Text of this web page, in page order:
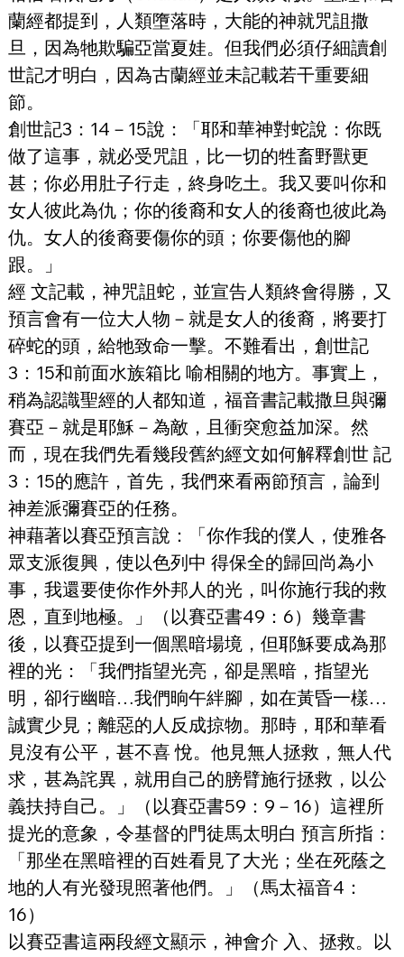
蘭經都提到，人類墮落時，大能的神就咒詛撒
旦，因為牠欺騙亞當夏娃。但我們必須仔細讀創
世記才明白，因為古蘭經並未記載若干重要細
節。
創世記3：14－15說：「耶和華神對蛇說：你既
做了這事，就必受咒詛，比一切的牲畜野獸更
甚；你必用肚子行走，終身吃土。我又要叫你和
女人彼此為仇；你的後裔和女人的後裔也彼此為
仇。女人的後裔要傷你的頭；你要傷他的腳
跟。」
經 文記載，神咒詛蛇，並宣告人類終會得勝，又
預言會有一位大人物－就是女人的後裔，將要打
碎蛇的頭，給牠致命一擊。不難看出，創世記
3：15和前面水族箱比 喻相關的地方。事實上，
稍為認識聖經的人都知道，福音書記載撒旦與彌
賽亞－就是耶穌－為敵，且衝突愈益加深。然
而，現在我們先看幾段舊約經文如何解釋創世 記
3：15的應許，首先，我們來看兩節預言，論到
神差派彌賽亞的任務。
神藉著以賽亞預言說：「你作我的僕人，使雅各
眾支派復興，使以色列中 得保全的歸回尚為小
事，我還要使你作外邦人的光，叫你施行我的救
恩，直到地極。」（以賽亞書49：6）幾章書
後，以賽亞提到一個黑暗場境，但耶穌要成為那
裡的光：「我們指望光亮，卻是黑暗，指望光
明，卻行幽暗…我們晌午絆腳，如在黃昏一樣…
誠實少見；離惡的人反成掠物。那時，耶和華看
見沒有公平，甚不喜 悅。他見無人拯救，無人代
求，甚為詫異，就用自己的膀臂施行拯救，以公
義扶持自己。」（以賽亞書59：9－16）這裡所
提光的意象，令基督的門徒馬太明白 預言所指：
「那坐在黑暗裡的百姓看見了大光；坐在死蔭之
地的人有光發現照著他們。」（馬太福音4：
16）
以賽亞書這兩段經文顯示，神會介 入、拯救。以